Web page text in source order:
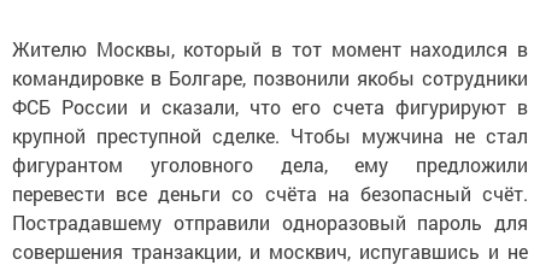
Жителю Москвы, который в тот момент находился в
командировке в Болгаре, позвонили якобы сотрудники
ФСБ России и сказали, что его счета фигурируют в
крупной преступной сделке. Чтобы мужчина не стал
фигурантом уголовного дела, ему предложили
перевести все деньги со счёта на безопасный счёт.
Пострадавшему отправили одноразовый пароль для
совершения транзакции, и москвич, испугавшись и не